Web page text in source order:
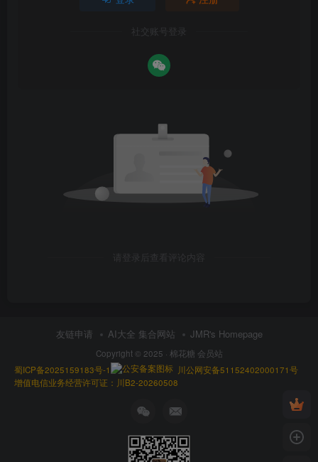
社交账号登录
请登录后查看评论内容
友链申请 AI大全 集合网站 JMR's Homepage
Copyright © 2025 · 棉花糖 会员站
蜀ICP备2025159183号-1
川公网安备51152402000171号
增值电信业务经营许可证：川B2-20260508